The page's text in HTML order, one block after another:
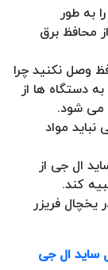
به طور
محافظ برق
وصل نکنید چرا
دستگاه ها از
می شود.
نباید مواد
ال جی از
کند.
یخچال فریزر
ال جی